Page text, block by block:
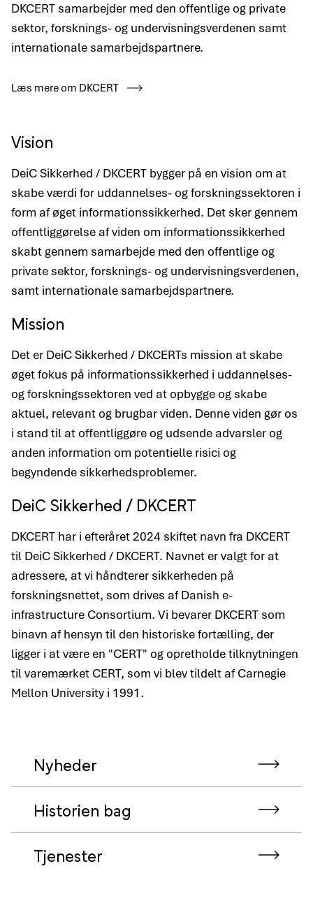
DKCERT samarbejder med den offentlige og private
sektor, forsknings- og undervisningsverdenen samt
internationale samarbejdspartnere.
Læs mere om DKCERT
Vision
DeiC Sikkerhed / DKCERT bygger på en vision om at
skabe værdi for uddannelses- og forskningssektoren i
form af øget informationssikkerhed. Det sker gennem
offentliggørelse af viden om informationssikkerhed
skabt gennem samarbejde med den offentlige og
private sektor, forsknings- og undervisningsverdenen,
samt internationale samarbejdspartnere.
Mission
Det er DeiC Sikkerhed / DKCERTs mission at skabe
øget fokus på informationssikkerhed i uddannelses-
og forskningssektoren ved at opbygge og skabe
aktuel, relevant og brugbar viden. Denne viden gør os
i stand til at offentliggøre og udsende advarsler og
anden information om potentielle risici og
begyndende sikkerhedsproblemer.
DeiC Sikkerhed / DKCERT
DKCERT har i efteråret 2024 skiftet navn fra DKCERT
til DeiC Sikkerhed / DKCERT. Navnet er valgt for at
adressere, at vi håndterer sikkerheden på
forskningsnettet, som drives af Danish e-
infrastructure Consortium. Vi bevarer DKCERT som
binavn af hensyn til den historiske fortælling, der
ligger i at være en "CERT" og opretholde tilknytningen
til varemærket CERT, som vi blev tildelt af Carnegie
Mellon University i 1991.
Nyheder
Historien bag
Tjenester